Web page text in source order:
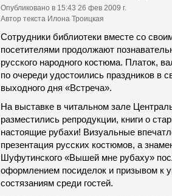
Опубликовано в 15:43 26 фев 2009 г.
Автор текста Илона Троицкая
Сотрудники библиотеки вместе со
посетителями продолжают
русского народного костюма. Платок,
по очереди удостоились праздников в
выходного дня «Встреча».
На выставке в читальном зале
разместились репродукции, книги о
настоящие рубахи! Визуальные
презентация русских костюмов, а
Шуфутинского «Вышей мне рубаху»
оформлением посиделок и призывом к
состязаниям среди гостей.